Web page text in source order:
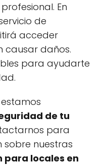
En
de
acceder
causar daños.
para ayudarte
estamos
de tu
para
nuestras
para locales en